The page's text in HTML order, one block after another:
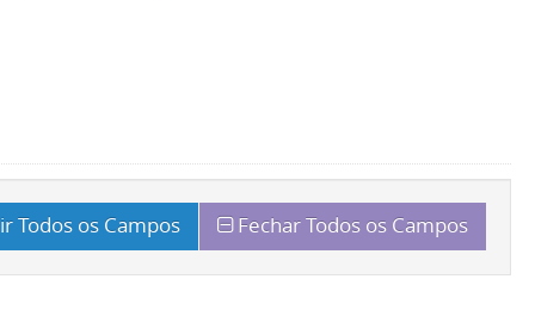
Todos os Campos Fechar Todos os Campos